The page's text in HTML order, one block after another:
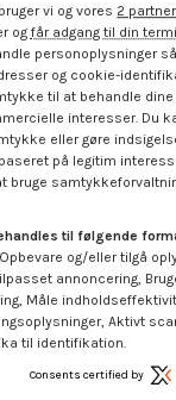
(0)
samme kategori:
vi og vores 2
ogfår adgang til din
personoplysninger
og cookie-
til at behandle dine
interesser. Du
eller gøre
på legitim
bruge
til følgende
og/eller tilgå
annoncering,
Måle
Aktivt
til identifikation.
Consents certified by